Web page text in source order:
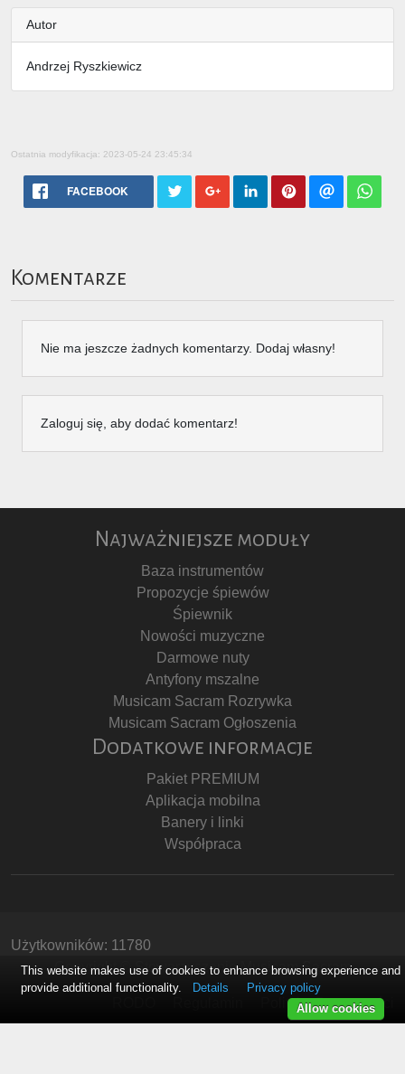
Autor
Andrzej Ryszkiewicz
Ostatnia modyfikacja: 2023-05-24 23:45:34
FACEBOOK
Komentarze
Nie ma jeszcze żadnych komentarzy. Dodaj własny!
Zaloguj się, aby dodać komentarz!
Najważniejsze moduły
Baza instrumentów
Propozycje śpiewów
Śpiewnik
Nowości muzyczne
Darmowe nuty
Antyfony mszalne
Musicam Sacram Rozrywka
Musicam Sacram Ogłoszenia
Dodatkowe informacje
Pakiet PREMIUM
Aplikacja mobilna
Banery i linki
Współpraca
Użytkowników: 11780
Copyright © Stowarzyszenie Musicam Sacram
Polityka Prywatności
This website makes use of cookies to enhance browsing experience and
provide additional functionality.
Details
Privacy policy
Allow cookies